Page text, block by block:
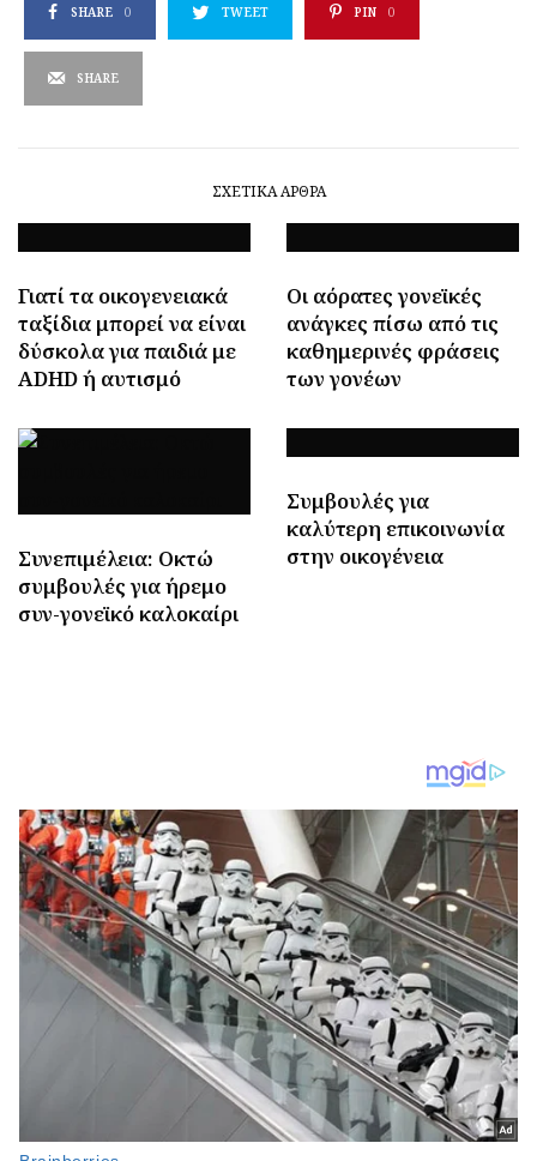
SHARE 0 TWEET PIN 0
SHARE
ΣΧΕΤΙΚΆ ΆΡΘΡΑ
Γιατί τα οικογενειακά
ταξίδια μπορεί να είναι
δύσκολα για παιδιά με
ADHD ή αυτισμό
Οι αόρατες γονεϊκές
ανάγκες πίσω από τις
καθημερινές φράσεις
των γονέων
Συνεπιμέλεια: Οκτώ
συμβουλές για ήρεμο
συν-γονεϊκό καλοκαίρι
Συμβουλές για
καλύτερη επικοινωνία
στην οικογένεια